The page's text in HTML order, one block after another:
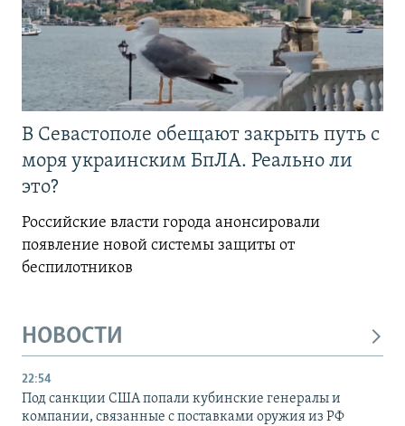
В Севастополе обещают закрыть путь с
моря украинским БпЛА. Реально ли
это?
Российские власти города анонсировали
появление новой системы защиты от
беспилотников
НОВОСТИ
22:54
Под санкции США попали кубинские генералы и
компании, связанные с поставками оружия из РФ